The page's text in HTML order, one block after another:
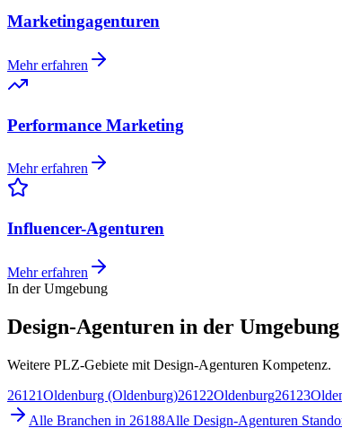
Marketingagenturen
Mehr erfahren
Performance Marketing
Mehr erfahren
Influencer-Agenturen
Mehr erfahren
In der Umgebung
Design-Agenturen in der Umgebung
Weitere PLZ-Gebiete mit Design-Agenturen Kompetenz.
26121Oldenburg (Oldenburg)26122Oldenburg26123
Alle Branchen in 26188Alle Design-Agenturen